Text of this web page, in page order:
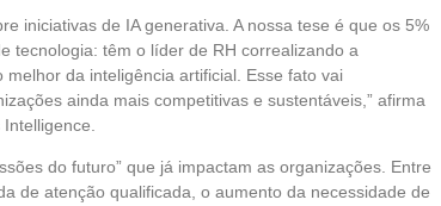
iniciativas de IA generativa. A nossa tese é que os 5%
tecnologia: têm o líder de RH correalizando a
da inteligência artificial. Esse fato vai
ainda mais competitivas e sustentáveis,” afirma
do futuro” que já impactam as organizações. Entre
de atenção qualificada, o aumento da necessidade de